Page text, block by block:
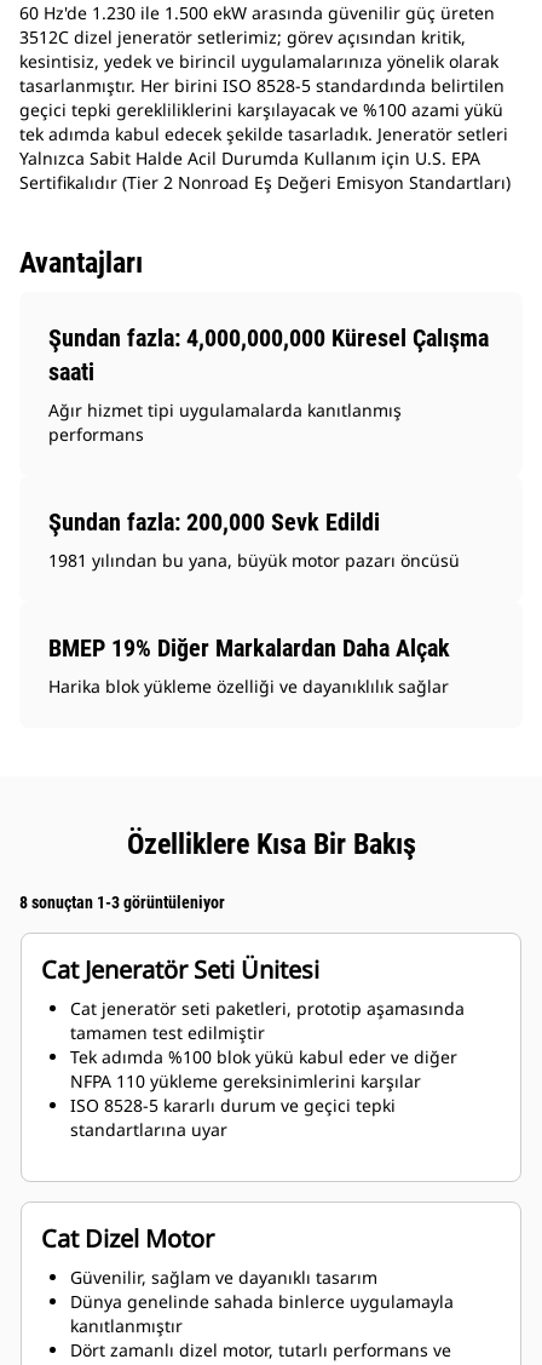
60 Hz'de 1.230 ile 1.500 ekW arasında güvenilir güç üreten
3512C dizel jeneratör setlerimiz; görev açısından kritik,
kesintisiz, yedek ve birincil uygulamalarınıza yönelik olarak
tasarlanmıştır. Her birini ISO 8528-5 standardında belirtilen
geçici tepki gerekliliklerini karşılayacak ve %100 azami yükü
tek adımda kabul edecek şekilde tasarladık. Jeneratör setleri
Yalnızca Sabit Halde Acil Durumda Kullanım için U.S. EPA
Sertifikalıdır (Tier 2 Nonroad Eş Değeri Emisyon Standartları)
Avantajları
Şundan fazla: 4,000,000,000 Küresel Çalışma
saati
Ağır hizmet tipi uygulamalarda kanıtlanmış
performans
Şundan fazla: 200,000 Sevk Edildi
1981 yılından bu yana, büyük motor pazarı öncüsü
BMEP 19% Diğer Markalardan Daha Alçak
Harika blok yükleme özelliği ve dayanıklılık sağlar
Özelliklere Kısa Bir Bakış
8 sonuçtan 1-3 görüntüleniyor
Cat Jeneratör Seti Ünitesi
Cat jeneratör seti paketleri, prototip aşamasında
tamamen test edilmiştir
Tek adımda %100 blok yükü kabul eder ve diğer
NFPA 110 yükleme gereksinimlerini karşılar
ISO 8528-5 kararlı durum ve geçici tepki
standartlarına uyar
Cat Dizel Motor
Güvenilir, sağlam ve dayanıklı tasarım
Dünya genelinde sahada binlerce uygulamayla
kanıtlanmıştır
Dört zamanlı dizel motor, tutarlı performans ve